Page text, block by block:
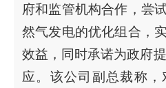
府和监管机构合作，尝
然气发电的优化组合，
效益，同时承诺为政府
应。该公司副总裁称，